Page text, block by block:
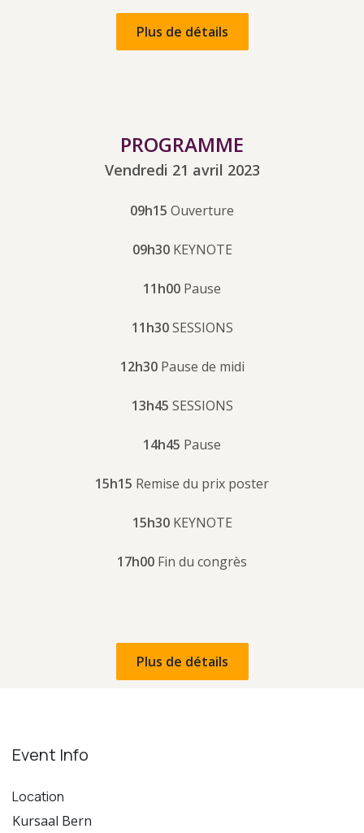
Plus de détails
PROGRAMME
Vendredi 21 avril 2023
09h15 Ouverture
09h30 KEYNOTE
11h00 Pause
11h30SESSIONS
12h30 Pause de midi
13h45 SESSIONS
14h45 Pause
15h15 Remise du prix poster
15h30KEYNOTE
17h00 Fin du congrès
Plus de détails
Event Info
Location
Kursaal Bern